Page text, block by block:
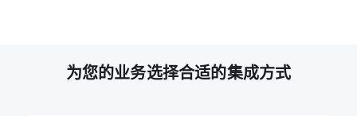
为您的业务选择合适的集成方式